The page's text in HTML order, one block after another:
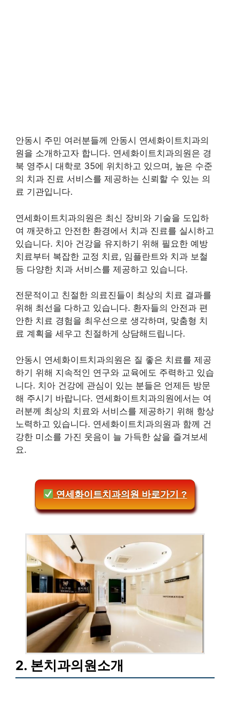
안동시 주민 여러분들께 안동시 연세화이트치과의
원을 소개하고자 합니다. 연세화이트치과의원은 경
북 영주시 대학로 35에 위치하고 있으며, 높은 수준
의 치과 진료 서비스를 제공하는 신뢰할 수 있는 의
료 기관입니다.
연세화이트치과의원은 최신 장비와 기술을 도입하
여 깨끗하고 안전한 환경에서 치과 진료를 실시하고
있습니다. 치아 건강을 유지하기 위해 필요한 예방
치료부터 복잡한 교정 치료, 임플란트와 치과 보철
등 다양한 치과 서비스를 제공하고 있습니다.
전문적이고 친절한 의료진들이 최상의 치료 결과를
위해 최선을 다하고 있습니다. 환자들의 안전과 편
안한 치료 경험을 최우선으로 생각하며, 맞춤형 치
료 계획을 세우고 친절하게 상담해드립니다.
안동시 연세화이트치과의원은 질 좋은 치료를 제공
하기 위해 지속적인 연구와 교육에도 주력하고 있습
니다. 치아 건강에 관심이 있는 분들은 언제든 방문
해 주시기 바랍니다. 연세화이트치과의원에서는 여
러분께 최상의 치료와 서비스를 제공하기 위해 항상
노력하고 있습니다. 연세화이트치과의원과 함께 건
강한 미소를 가진 웃음이 늘 가득한 삶을 즐겨보세
요.
연세화이트치과의원 바로가기 ?
2. 본치과의원소개